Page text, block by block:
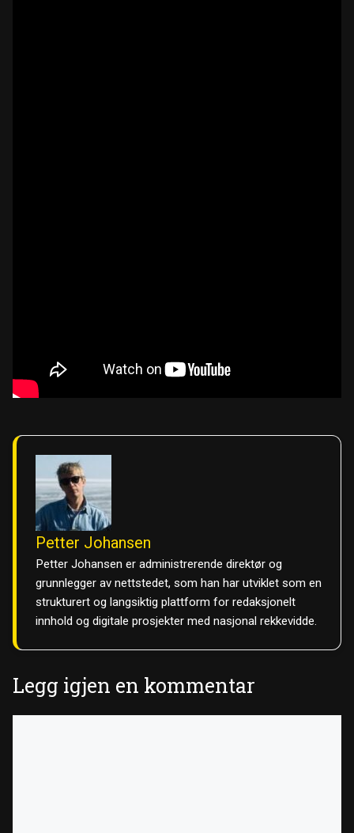
Petter Johansen
Petter Johansen er administrerende direktør og
grunnlegger av nettstedet, som han har utviklet som en
strukturert og langsiktig plattform for redaksjonelt
innhold og digitale prosjekter med nasjonal rekkevidde.
Legg igjen en kommentar